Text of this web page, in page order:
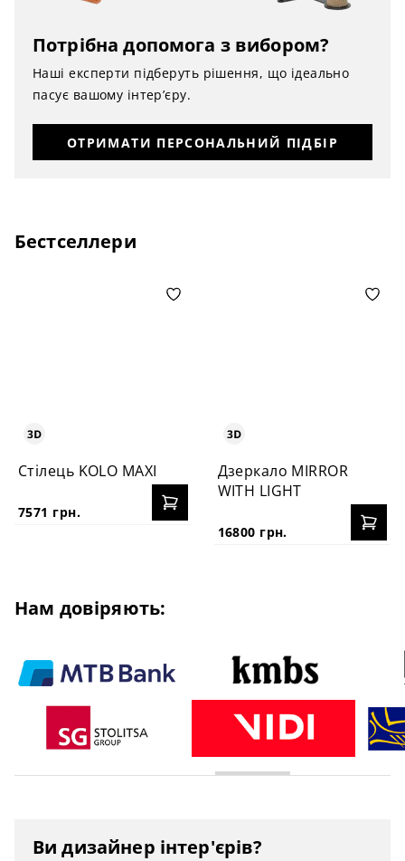
Потрібна допомога з вибором?
Наші експерти підберуть рішення, що ідеально
пасує вашому інтер’єру.
ОТРИМАТИ ПЕРСОНАЛЬНИЙ ПІДБІР
Бестселлери
Стілець KOLO MAXI
7571 грн.
Дзеркало MIRROR
WITH LIGHT
16800 грн.
Нам довіряють:
Ви дизайнер інтер'єрів?